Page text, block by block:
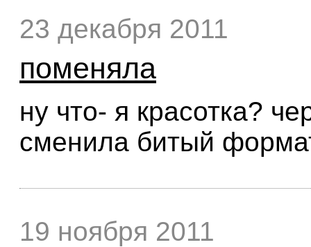
23 декабря 2011
поменяла
ну что- я красотка?
сменила битый
19 ноября 2011